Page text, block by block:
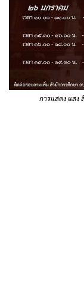
การแสดง แสง